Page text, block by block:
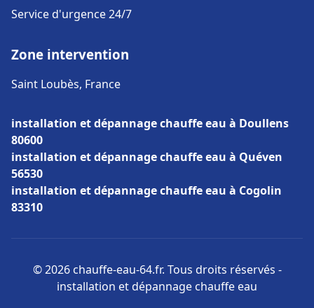
Service d'urgence 24/7
Zone intervention
Saint Loubès, France
installation et dépannage chauffe eau à Doullens
80600
installation et dépannage chauffe eau à Quéven
56530
installation et dépannage chauffe eau à Cogolin
83310
© 2026 chauffe-eau-64.fr. Tous droits réservés -
installation et dépannage chauffe eau